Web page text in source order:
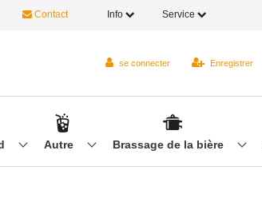
Contact Info Service
se connecter Enregistrer
Autre Brassage de la bière